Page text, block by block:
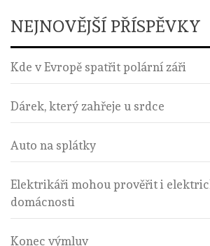
NEJNOVĚJŠÍ PŘÍSPĚVKY
Kde v Evropě spatřit polární záři
Dárek, který zahřeje u srdce
Auto na splátky
Elektrikáři mohou prověřit i
domácnosti
Konec výmluv